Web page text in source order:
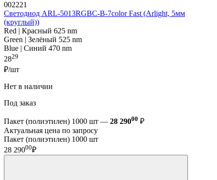
002221
Светодиод ARL-5013RGBC-B-7color Fast (Arlight, 5мм
(круглый))
Red | Красный 625 nm
Green | Зелёный 525 nm
Blue | Синий 470 nm
2829
₽/шт
Нет в наличии
Под заказ
Пакет (полиэтилен) 1000 шт — 28 29000 ₽
Актуальная цена по запросу
Пакет (полиэтилен) 1000 шт
28 29000₽